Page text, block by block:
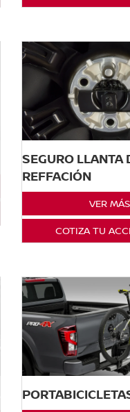
SEGURO LLANTA
REFFACIÓN
VER MÁS
COTIZA TU